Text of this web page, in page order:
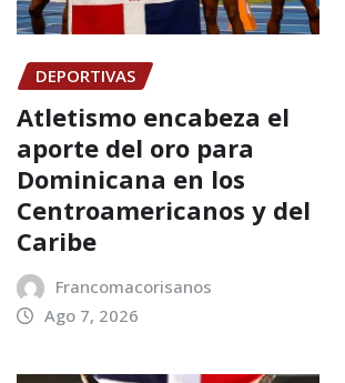
DEPORTIVAS
Atletismo encabeza el
aporte del oro para
Dominicana en los
Centroamericanos y del
Caribe
Francomacorisanos
Ago 7, 2026